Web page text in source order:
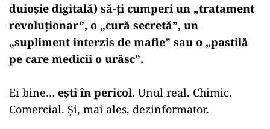
duioșie digitală) să-ți cumperi un „tratament
revoluționar”, o „cură secretă”, un
„supliment interzis de mafie” sau o „pastilă
pe care medicii o urăsc”.
Ei bine… ești în pericol. Unul real. Chimic.
Comercial. Și, mai ales, dezinformator.